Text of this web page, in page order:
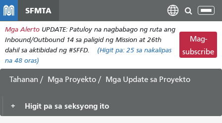
pangunahing
nilalaman
SFMTA
I-
ang
Mga Alerto UPDATE: Patuloy na nagbabago ng ruta ang
Inbound/Outbound 14 sa paligid ng Mission at 26th
dahil sa aktibidad ng #SFFD.
(Higit pa: 25 sa nakalipas
na 48 oras)
Mag-
subscribe
Tahanan Mga Proyekto Mga Update sa Proyekto
Higit pa sa seksyong ito